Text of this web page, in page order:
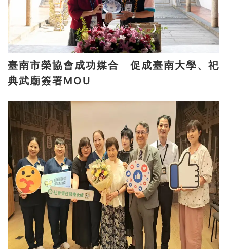
臺南市榮協會成功媒合 促成臺南大學、祀
典武廟簽署MOU